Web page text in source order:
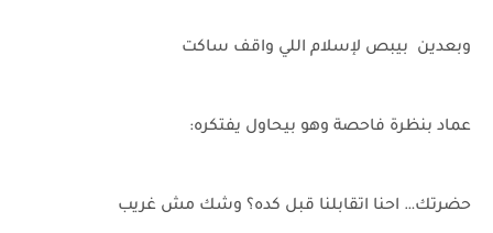
وبعدين بيبص لإسلام اللي واقف ساكت
عماد بنظرة فاحصة وهو بيحاول يفتكره:
حضرتك… احنا اتقابلنا قبل كده؟ وشك مش غريب